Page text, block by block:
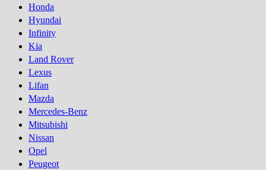
Honda
Hyundai
Infinity
Kia
Land Rover
Lexus
Lifan
Mazda
Mercedes-Benz
Mitsubishi
Nissan
Opel
Peugeot